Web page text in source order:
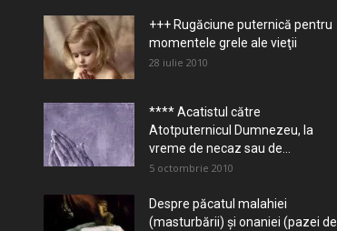
+++ Rugăciune puternică pentru
momentele grele ale vieţii
28 iulie 2010
**** Acatistul către
Atotputernicul Dumnezeu, la
vreme de necaz sau de...
5 octombrie 2010
Despre păcatul malahiei
(masturbării) şi onaniei (pazei de